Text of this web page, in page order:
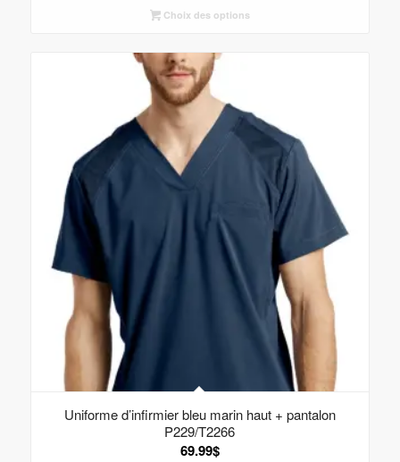
Choix des options
Uniforme d’infirmier bleu marin haut + pantalon
P229/T2266
69.99$